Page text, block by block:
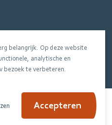
belangrijk. Op deze website
analytische en
bezoek te verbeteren.
Accepteren
& Mannes